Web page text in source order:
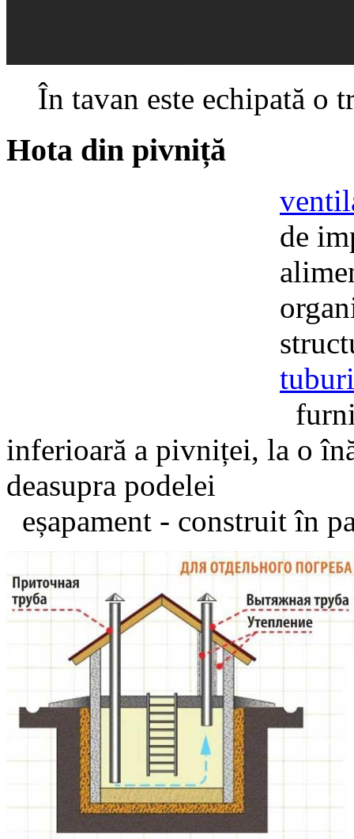
În tavan este echipată o
Hota din pivniță
de
tuburi
inferioară a pivniței, la o
deasupra podelei
eșapament - construit în